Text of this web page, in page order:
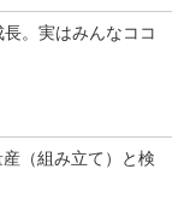
。実はみんなココ
（組み立て）と検